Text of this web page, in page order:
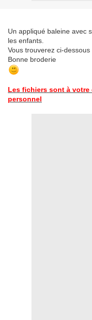
Un appliqué baleine avec
les enfants.
Vous trouverez ci-dessous
Bonne broderie
Les fichiers sont à
personnel